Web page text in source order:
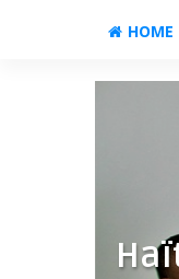
HOME